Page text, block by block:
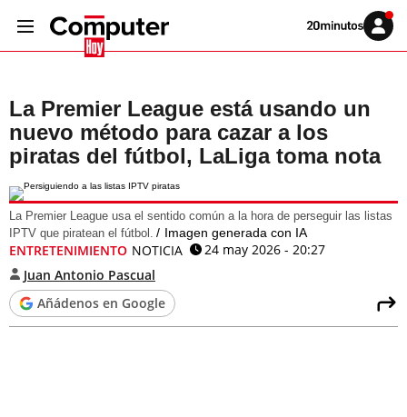
Volver
Iniciar
sesión
La Premier League está usando un
nuevo método para cazar a los
piratas del fútbol, LaLiga toma nota
La Premier League usa el sentido común a la hora de perseguir las listas
IPTV que piratean el fútbol.
Imagen generada con IA
ENTRETENIMIENTO NOTICIA
24 may 2026 - 20:27
Juan Antonio Pascual
Añádenos en Google